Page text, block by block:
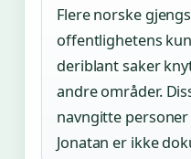
Flere norske
offentlighetens
deriblant saker
andre områder.
navngitte personer
Jonatan er ikke